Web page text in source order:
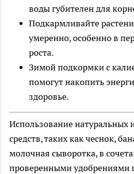
воды губителен для
Подкармливайте
умеренно, особенно в
роста.
Зимой подкормки с
помогут накопить
здоровье.
Использование натуральных
средств, таких как чеснок,
молочная сыворотка, в
проверенными удобрениями